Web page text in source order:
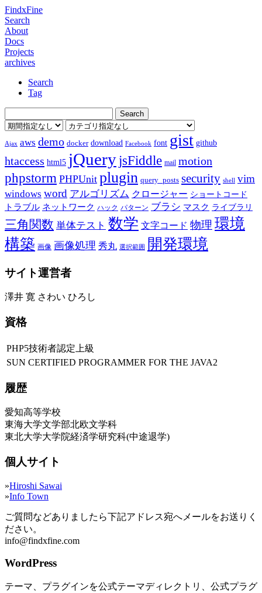
FindxFine
Search
About
Docs
Projects
archives
Search
Tag
Ajax aws demo docker download Facebook font gist github
htaccess html5 jQuery jsFiddle mail motion
phpstorm PHPUnit plugin query_posts security shell vim
windows word アルゴリズム クロージャー ショートコード
トラブル ネットワーク ハック パターン ブラシ マスク ライブラリ
三角関数 単体テスト 数学 文字コード 物理 環境
構築 画像 画像処理 秀丸 選択範囲 開発環境
サイト運営者
澤井 寛 さわい ひろし
資格
PHP5技術者認定上級
SUN CERTIFIED PROGRAMMER FOR THE JAVA2
履歴
愛知高等学校
東海大学文学部北欧文学科
東北大学大学院経済学研究科(中途退学)
個人サイト
»Hiroshi Sawai
»Info Town
ご質問などありましたら下記アドレス宛へメールをお送りく
ださい。
info@findxfine.com
WordPress
テーマ、プラグインを公式テーマディレクトリ、公式プラグ